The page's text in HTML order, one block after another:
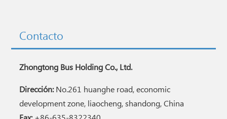
Contacto
Zhongtong Bus Holding Co., Ltd.
Dirección:No.261 huanghe road, economic
development zone, liaocheng, shandong, China